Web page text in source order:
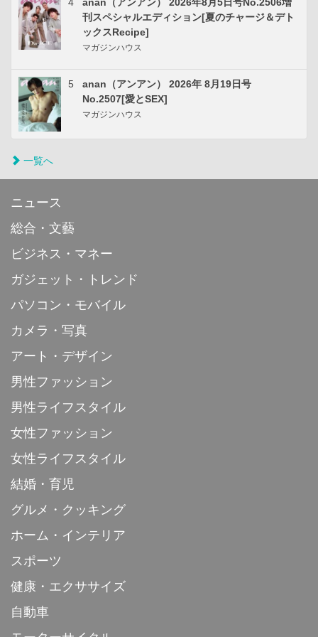
刊スペシャルエディション[夏のチャージ＆デト
ックスRecipe]
マガジンハウス
5
anan（アンアン） 2026年 8月19日号
No.2507[愛とSEX]
マガジンハウス
一覧へ
ニュース
総合・文藝
ビジネス・マネー
ガジェット・トレンド
パソコン・モバイル
カメラ・写真
アート・デザイン
男性ファッション
男性ライフスタイル
女性ファッション
女性ライフスタイル
結婚・育児
グルメ・クッキング
ホーム・インテリア
スポーツ
健康・エクササイズ
自動車